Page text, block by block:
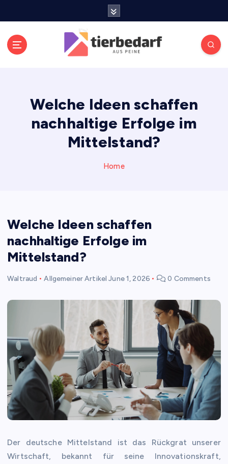
Welche Ideen schaffen
nachhaltige Erfolge im
Mittelstand?
Home
Welche Ideen schaffen
nachhaltige Erfolge im
Mittelstand?
Waltraud Allgemeiner Artikel June 1, 2026 0 Comments
Der deutsche Mittelstand ist das Rückgrat unserer
Wirtschaft, bekannt für seine Innovationskraft,